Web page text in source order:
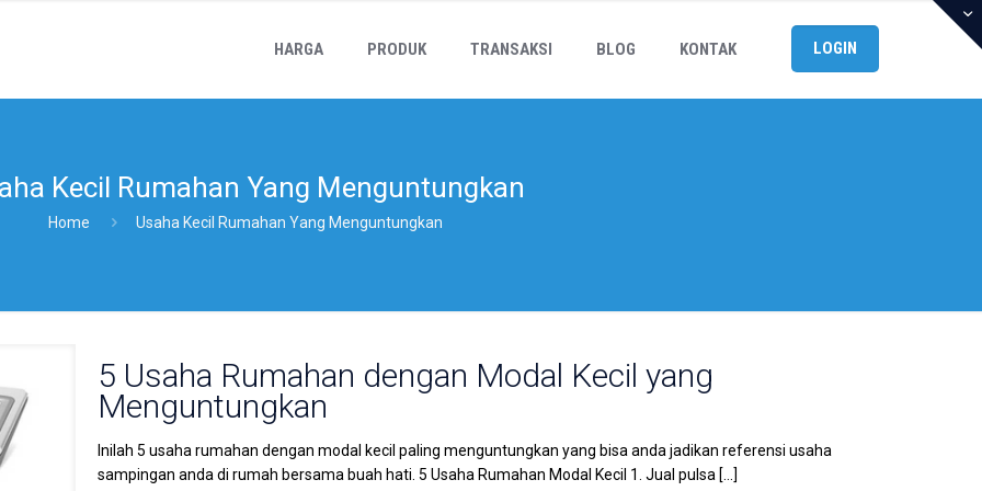
HARGA PRODUK TRANSAKSI BLOG KONTAK LOGIN
Kecil Rumahan Yang Menguntungkan
Home Usaha Kecil Rumahan Yang Menguntungkan
5 Usaha Rumahan dengan Modal Kecil yang
Menguntungkan
Inilah 5 usaha rumahan dengan modal kecil paling menguntungkan yang bisa anda jadikan referensi usaha
sampingan anda di rumah bersama buah hati. 5 Usaha Rumahan Modal Kecil 1. Jual pulsa […]